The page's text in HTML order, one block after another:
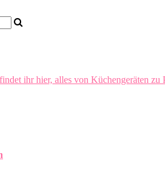
ihr hier, alles von Küchengeräten zu